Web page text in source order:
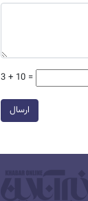
3 + 10 =
ارسال